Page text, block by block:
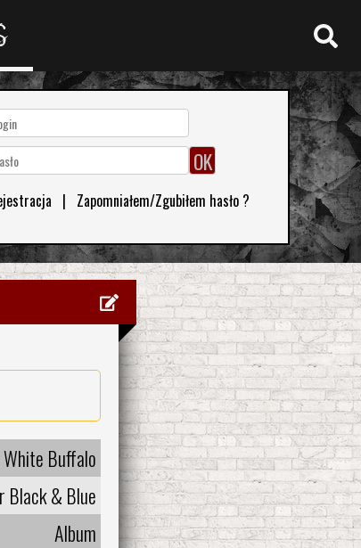
| Zapomniałem/Zgubiłem hasło ?
White Buffalo
Black & Blue
Album